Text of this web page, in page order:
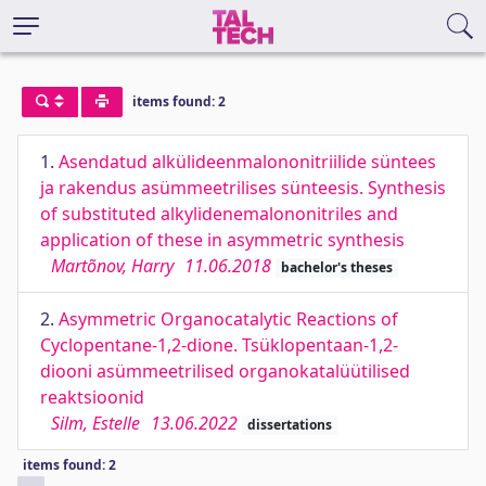
items found: 2
1. Asendatud alkülideenmalononitriilide süntees
ja rakendus asümmeetrilises sünteesis. Synthesis
of substituted alkylidenemalononitriles and
application of these in asymmetric synthesis
Martõnov, Harry 11.06.2018 bachelor's theses
2. Asymmetric Organocatalytic Reactions of
Cyclopentane-1,2-dione. Tsüklopentaan-1,2-
diooni asümmeetrilised organokatalüütilised
reaktsioonid
Silm, Estelle 13.06.2022 dissertations
items found: 2